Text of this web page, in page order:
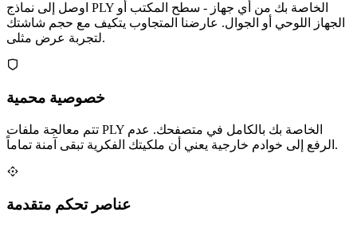
اوصل إلى نماذج PLY الخاصة بك من أي جهاز - سطح المكتب أو
الجهاز اللوحي أو الجوال. عارضنا المتجاوب يتكيف مع حجم شاشتك
لتجربة عرض مثلى.
خصوصية محمية
تتم معالجة ملفات PLY الخاصة بك بالكامل في متصفحك. عدم
الرفع إلى خوادم خارجية يعني أن ملكيتك الفكرية تبقى آمنة تماماً.
عناصر تحكم متقدمة